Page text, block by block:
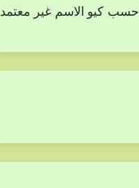
هناك مرادف حسب وهو Dorycnium pentaphyllum subsp. haussknechtii (Boiss.) Gams حسب كيو الاسم غير معتمد